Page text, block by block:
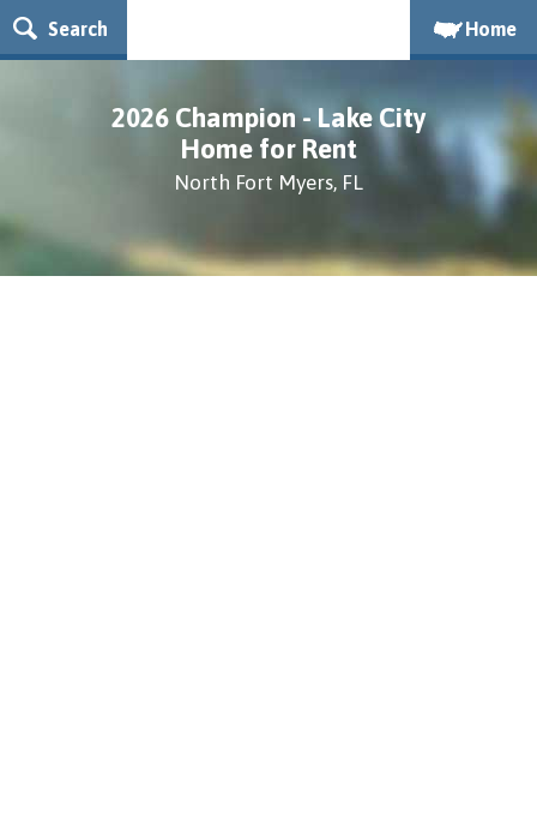
Search Home
2026 Champion - Lake City
Home for Rent
North Fort Myers, FL